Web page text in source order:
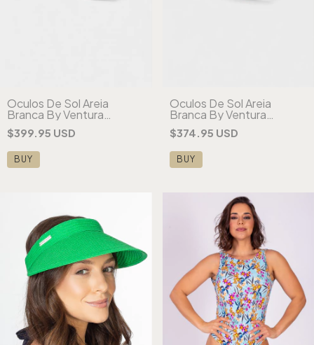
Óculos De Sol Areia
Branca By Ventura
London Cristal
$399.95 USD
BUY
Óculos De Sol Areia
Branca By Ventura
London Ambar
$374.95 USD
BUY